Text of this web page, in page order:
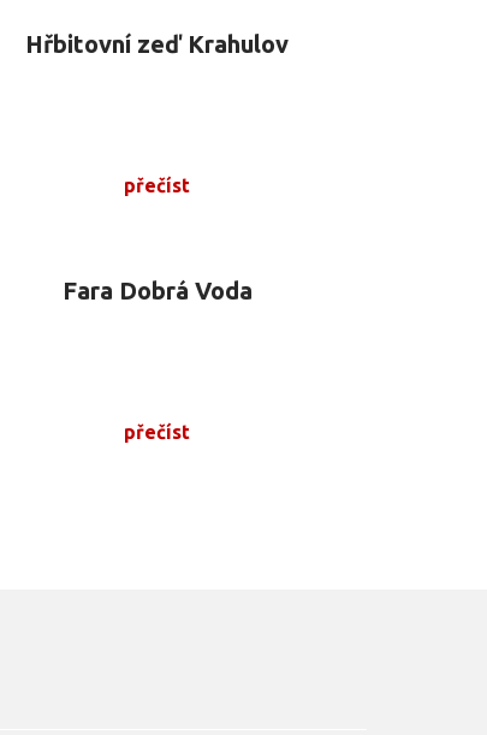
Hřbitovní zeď Krahulov
přečíst
Fara Dobrá Voda
přečíst